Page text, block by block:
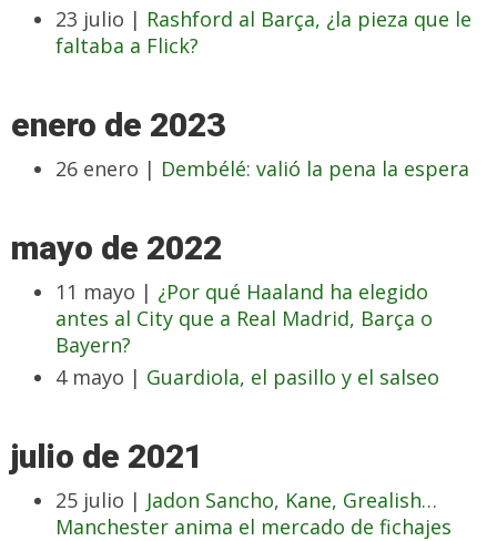
23 julio | Rashford al Barça, ¿la pieza que le
faltaba a Flick?
enero de 2023
26 enero | Dembélé: valió la pena la espera
mayo de 2022
11 mayo | ¿Por qué Haaland ha elegido
antes al City que a Real Madrid, Barça o
Bayern?
4 mayo | Guardiola, el pasillo y el salseo
julio de 2021
25 julio | Jadon Sancho, Kane, Grealish…
Manchester anima el mercado de fichajes